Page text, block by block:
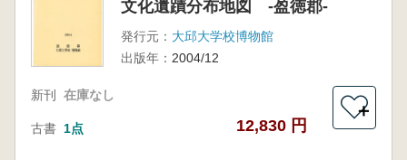
文化遺蹟分布地図 -盈徳郡-
発行元： 大邱大学校博物館
出版年： 2004/12
新刊 在庫なし
古書 1点 12,830 円
＋